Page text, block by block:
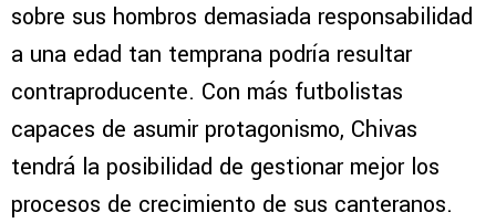
sobre sus hombros demasiada responsabilidad
a una edad tan temprana podría resultar
contraproducente. Con más futbolistas
capaces de asumir protagonismo, Chivas
tendrá la posibilidad de gestionar mejor los
procesos de crecimiento de sus canteranos.